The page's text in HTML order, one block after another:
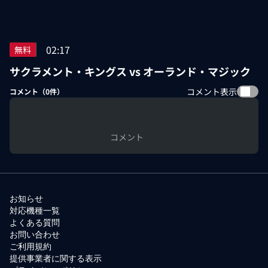
無料 02:17
サクラメント・キングス vs オーランド・マジック
コメント（0件） コメント表示
コメント
お知らせ
対応機種一覧
よくある質問
お問い合わせ
ご利用規約
提供事業者に関する表示